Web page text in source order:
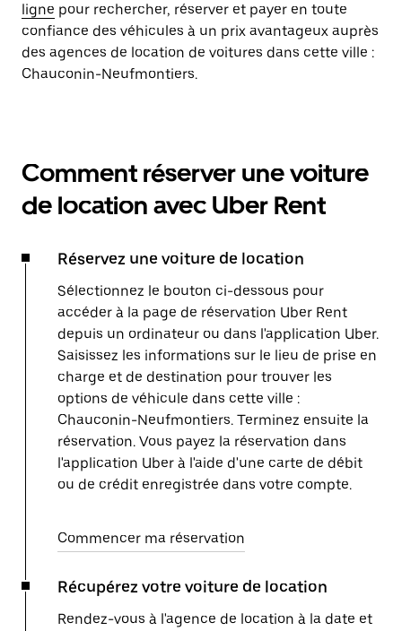
ligne pour rechercher, réserver et payer en toute
confiance des véhicules à un prix avantageux auprès
des agences de location de voitures dans cette ville :
Chauconin-Neufmontiers.
Comment réserver une voiture
de location avec Uber Rent
Réservez une voiture de location
Sélectionnez le bouton ci-dessous pour
accéder à la page de réservation Uber Rent
depuis un ordinateur ou dans l'application Uber.
Saisissez les informations sur le lieu de prise en
charge et de destination pour trouver les
options de véhicule dans cette ville :
Chauconin-Neufmontiers. Terminez ensuite la
réservation. Vous payez la réservation dans
l'application Uber à l'aide d'une carte de débit
ou de crédit enregistrée dans votre compte.
Commencer ma réservation
Récupérez votre voiture de location
Rendez-vous à l'agence de location à la date et